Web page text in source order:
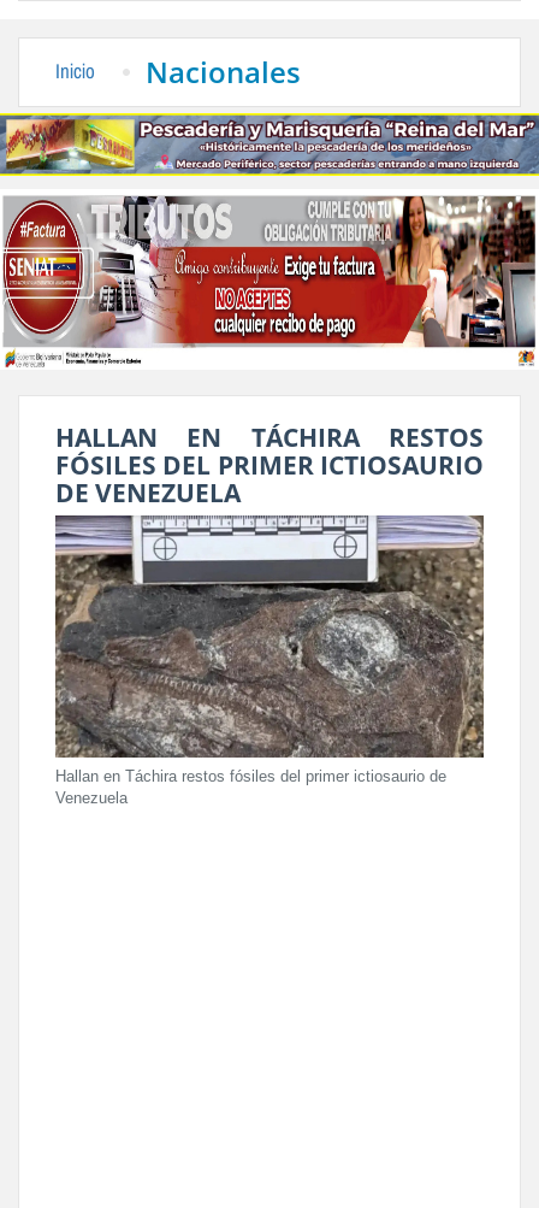
Inicio Nacionales
HALLAN EN TÁCHIRA RESTOS
FÓSILES DEL PRIMER ICTIOSAURIO
DE VENEZUELA
Hallan en Táchira restos fósiles del primer ictiosaurio de
Venezuela